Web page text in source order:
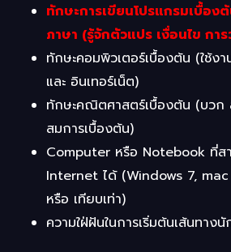
ทักษะการเขียนโปรแกรมเบื้อง
ภาษา (รู้จักตัวแปร เงื่อนไข กา
ทักษะคอมพิวเตอร์เบื้องต้น (ใช้ง
และ อินเทอร์เน็ต)
ทักษะคณิตศาสตร์เบื้องต้น (บว
สมการเบื้องต้น)
Computer หรือ Notebook ที่สา
Internet ได้ (Windows 7, mac
หรือ เทียบเท่า)
ความใฝ่ฝันในการเริ่มต้นเส้นทาง